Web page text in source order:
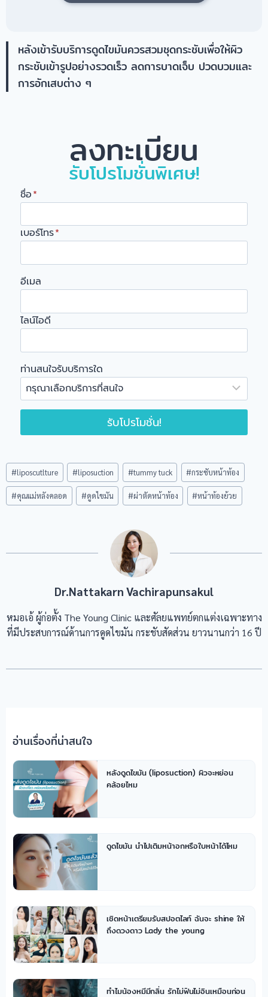
หลังเข้ารับบริการดูดไขมันควรสวมชุดกระชับเพื่อให้ผิว
กระชับเข้ารูปอย่างรวดเร็ว ลดการบาดเจ็บ ปวดบวมและ
การอักเสบต่าง ๆ
ลงทะเบียน
รับโปรโมชั่นพิเศษ!
ชื่อ*
เบอร์โทร*
อีเมล
ไลน์ไอดี
ท่านสนใจรับบริการใด
รับโปรโมชั่น!
Post
Tags:
#liposcutlture #liposuction #tummy tuck #กระชับหน้าท้อง
#คุณแม่หลังคลอด #ดูดไขมัน #ผ่าตัดหน้าท้อง #หน้าท้องย้วย
Dr.Nattakarn Vachirapunsakul
หมอเอ้ ผู้ก่อตั้ง The Young Clinic และศัลยแพทย์ตกแต่งเฉพาะทาง
ที่มีประสบการณ์ด้านการดูดไขมัน กระชับสัดส่วน ยาวนานกว่า 16 ปี
อ่านเรื่องที่น่าสนใจ
หลังดูดไขมัน (liposuction) ผิวจะหย่อน
คล้อยไหม
ดูดไขมัน นำไปเติมหน้าอกหรือใบหน้าได้ไหม
เชิดหน้าเตรียมรับสปอตไลท์ ฉันจะ shine ให้
ถึงดวงดาว Lady the young
ทำไมน้องหมีมีกลิ่น รักไม่ฟินไม่อินเหมือนก่อน